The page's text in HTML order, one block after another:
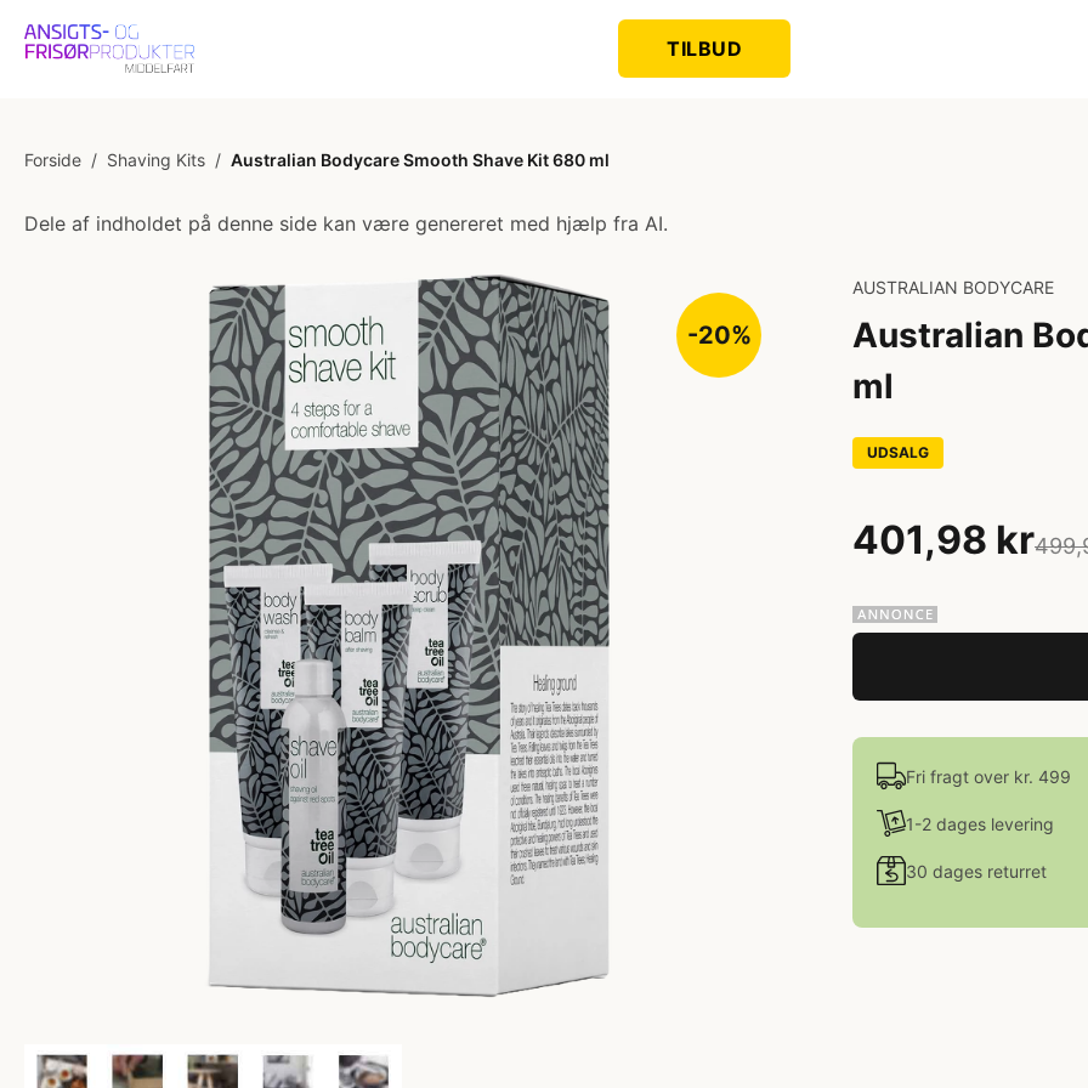
TILBUD
Forside / Shaving Kits / Australian Bodycare Smooth Shave Kit 680 ml
Dele af indholdet på denne side kan være genereret med hjælp fra AI.
-20%
AUSTRALIAN BODYCARE
Australian
ml
UDSALG
401,98 kr
Fri fragt over kr. 499
1-2 dages levering
30 dages returret